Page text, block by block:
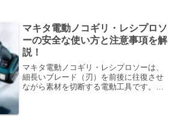
マキタ電動ノコギリ・レシプロソ
ーの安全な使い方と注意事項を解
説！
マキタ電動ノコギリ・レシプロソーは、
細長いブレード（刃）を前後に往復させ
ながら素材を切断する電動工具です。操